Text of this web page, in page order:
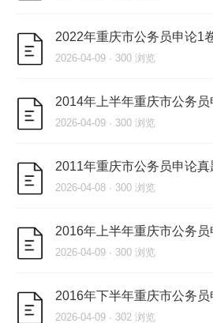
2022年重庆市公务员申论1
2026-04-09 · 300 浏览
2014年上半年重庆市公务
2026-04-09 · 300 浏览
2011年重庆市公务员申论真
2026-04-08 · 300 浏览
2016年上半年重庆市公务
2026-04-09 · 300 浏览
2016年下半年重庆市公务
2026-04-09 · 302 浏览